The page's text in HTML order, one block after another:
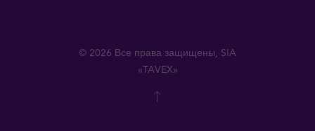
© 2026 Все права защищены, SIA
«TAVEX»